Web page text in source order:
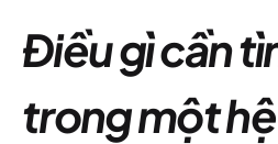
Điều gì cần
trong một